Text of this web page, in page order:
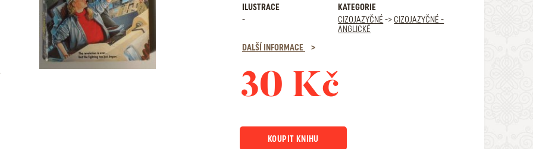
ILUSTRACE
-
KATEGORIE
CIZOJAZYČNÉ -> CIZOJAZYČNÉ -
ANGLICKÉ
DALŠÍ INFORMACE
30 Kč
KOUPIT KNIHU